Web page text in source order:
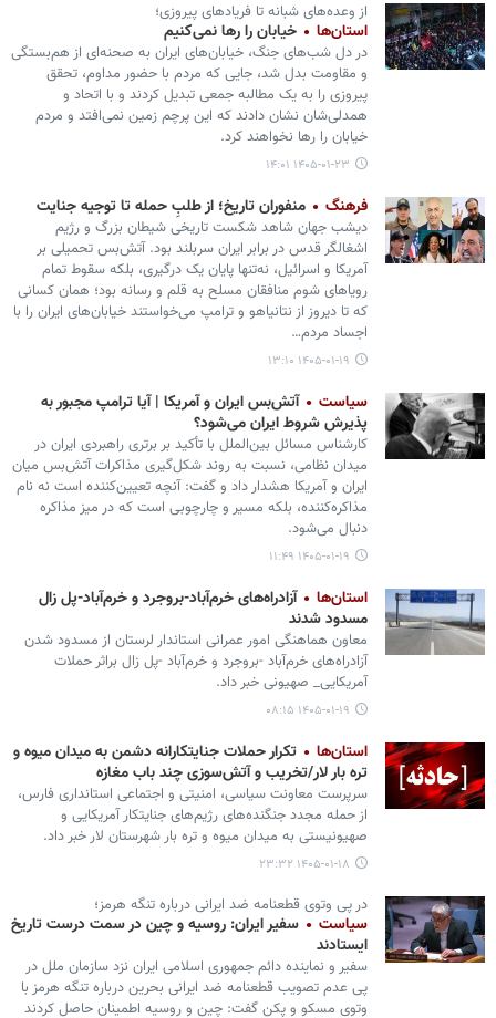
از وعده‌های شبانه تا فریادهای پیروزی؛
استان‌ها خیابان را رها نمی‌کنیم
در دل شب‌های جنگ، خیابان‌های ایران به صحنه‌ای از هم‌بستگی
و مقاومت بدل شد، جایی که مردم با حضور مداوم، تحقق
پیروزی را به یک مطالبه جمعی تبدیل کردند و با اتحاد و
همدلی‌شان نشان دادند که این پرچم زمین نمی‌افتد و مردم
خیابان را رها نخواهند کرد.
۱۴۰۵-۰۱-۲۳ ۱۴:۰۱
فرهنگ منفوران تاریخ؛ از طلبِ حمله تا توجیه جنایت
دیشب جهان شاهد شکست تاریخی شیطان بزرگ و رژیم
اشغالگر قدس در برابر ایران سربلند بود. آتش‌بس تحمیلی بر
آمریکا و اسرائیل، نه‌تنها پایان یک درگیری، بلکه سقوط تمام
رویاهای شوم منافقان مسلح به قلم و رسانه بود؛ همان کسانی
که تا دیروز از نتانیاهو و ترامپ می‌خواستند خیابان‌های ایران را با
اجساد مردم…
۱۴۰۵-۰۱-۱۹ ۱۳:۱۰
سیاست
آتش‌بس ایران و آمریکا | آیا ترامپ مجبور به
پذیرش شروط ایران می‌شود؟
کارشناس مسائل بین‌الملل با تأکید بر برتری راهبردی ایران در
میدان نظامی، نسبت به روند شکل‌گیری مذاکرات آتش‌بس میان
ایران و آمریکا هشدار داد و گفت: آنچه تعیین‌کننده است نه نام
مذاکره‌کننده، بلکه مسیر و چارچوبی است که در میز مذاکره
دنبال می‌شود.
۱۴۰۵-۰۱-۱۹ ۱۱:۴۹
استان‌ها
آزادراه‌های خرم‌آباد-بروجرد و خرم‌آباد-پل زال
مسدود شدند
معاون هماهنگی امور عمرانی استاندار لرستان از مسدود شدن
آزادراه‌های خرم‌آباد -بروجرد و خرم‌آباد -پل زال براثر حملات
آمریکایی_ صهیونی خبر داد.
۱۴۰۵-۰۱-۱۹ ۰۸:۱۵
استان‌ها
تکرار حملات جنایتکارانه دشمن به میدان میوه و
تره بار لار/تخریب و آتش‌سوزی چند باب مغازه
سرپرست معاونت سیاسی، امنیتی و اجتماعی استانداری فارس،
از حمله مجدد جنگنده‌های رژیم‌های جنایتکار آمریکایی و
صهیونیستی به میدان میوه و تره بار شهرستان لار خبر داد.
۱۴۰۵-۰۱-۱۸ ۲۳:۳۲
در پی وتوی قطعنامه ضد ایرانی درباره تنگه هرمز؛
سیاست
سفیر ایران: روسیه و چین در سمت درست تاریخ
ایستادند
سفیر و نماینده دائم جمهوری اسلامی ایران نزد سازمان ملل در
پی عدم تصویب قطعنامه ضد ایرانی بحرین درباره تنگه هرمز با
وتوی مسکو و پکن گفت: چین و روسیه اطمینان حاصل کردند